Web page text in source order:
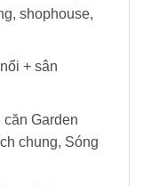
shophouse,
+ sân
Garden
chung, Sóng